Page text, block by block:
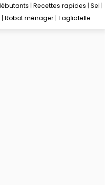
Recettes rapides Sel
Robot ménager Tagliatelle